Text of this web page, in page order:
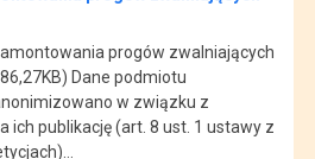
progów zwalniających
Dane podmiotu
w związku z
ich publikację (art. 8 ust. 1 ustawy z